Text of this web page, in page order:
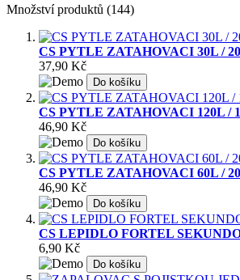
Množství produktů (144)
CS PYTLE ZATAHOVACI 30L /
37,90 Kč
Do košíku
CS PYTLE ZATAHOVACI 120L /
46,90 Kč
Do košíku
CS PYTLE ZATAHOVACI 60L /
46,90 Kč
Do košíku
CS LEPIDLO FORTEL
6,90 Kč
Do košíku